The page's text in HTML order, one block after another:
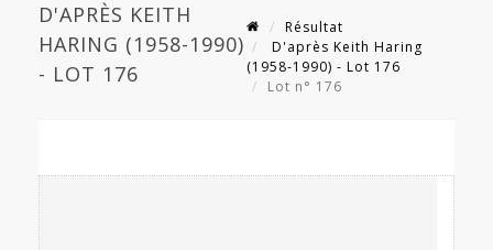
D'APRÈS KEITH
HARING (1958-1990)
- LOT 176
Résultat
D'après Keith Haring
(1958-1990) - Lot 176
Lot n° 176